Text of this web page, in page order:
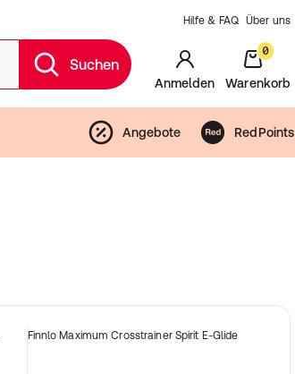
Hilfe & FAQ Über uns
Suchen
Anmelden
0
Warenkorb
Angebote RedPoints
Finnlo Maximum Crosstrainer Spirit E-Glide